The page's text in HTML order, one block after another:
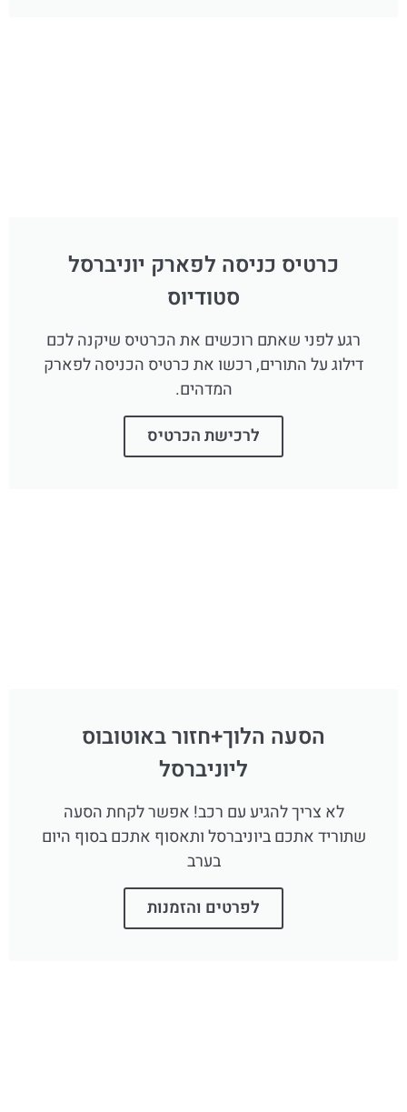
כרטיס כניסה לפארק יוניברסל
סטודיוס
רגע לפני שאתם רוכשים את הכרטיס שיקנה לכם
דילוג על התורים, רכשו את כרטיס הכניסה לפארק
המדהים.
לרכישת הכרטיס
הסעה הלוך+חזור באוטובוס
ליוניברסל
לא צריך להגיע עם רכב! אפשר לקחת הסעה
שתוריד אתכם ביוניברסל ותאסוף אתכם בסוף היום
בערב
לפרטים והזמנות